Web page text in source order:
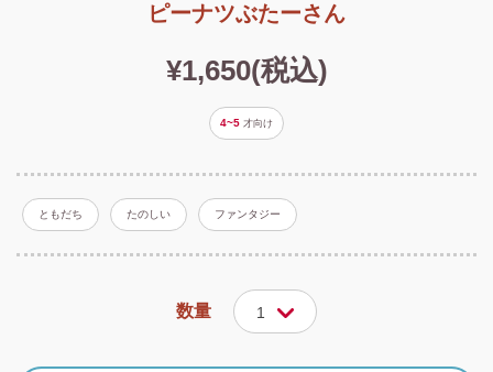
ピーナツぶたーさん
¥1,650(税込)
4~5 才向け
ともだち たのしい ファンタジー
数量 1